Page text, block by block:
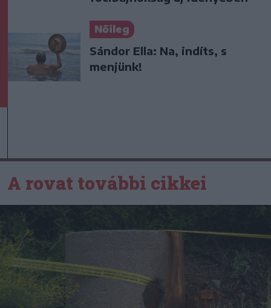
Nőileg
Sándor Ella: Na, indíts, s
menjünk!
A rovat további cikkei